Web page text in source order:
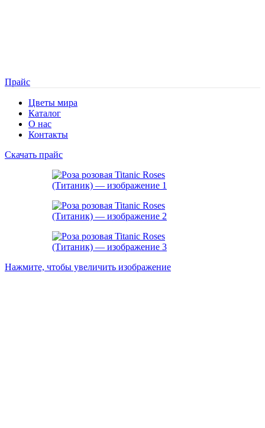
Прайс
Цветы мира
Каталог
О нас
Контакты
Скачать прайс
Нажмите, чтобы увеличить изображение